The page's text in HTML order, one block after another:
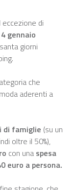
di
gennaio
giorni
che
aderenti a
di famiglie (su un
oltre il 50%),
con una spesa
euro a persona.